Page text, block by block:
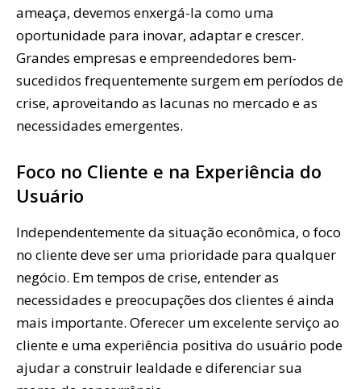
ameaça, devemos enxergá-la como uma
oportunidade para inovar, adaptar e crescer.
Grandes empresas e empreendedores bem-
sucedidos frequentemente surgem em períodos de
crise, aproveitando as lacunas no mercado e as
necessidades emergentes.
Foco no Cliente e na Experiência do
Usuário
Independentemente da situação econômica, o foco
no cliente deve ser uma prioridade para qualquer
negócio. Em tempos de crise, entender as
necessidades e preocupações dos clientes é ainda
mais importante. Oferecer um excelente serviço ao
cliente e uma experiência positiva do usuário pode
ajudar a construir lealdade e diferenciar sua